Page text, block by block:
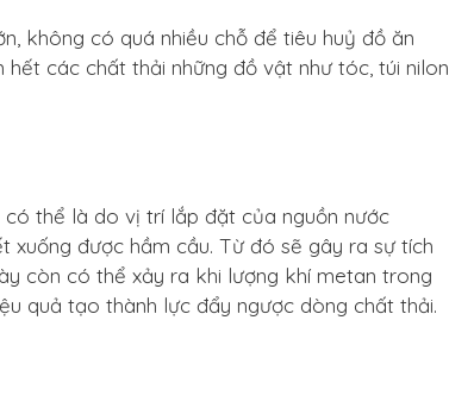
không có quá nhiều chỗ để tiêu huỷ đồ ăn
các chất thải những đồ vật như tóc, túi nilon,
thể là do vị trí lắp đặt của nguồn nước
được hầm cầu. Từ đó sẽ gây ra sự tích
còn có thể xảy ra khi lượng khí metan trong
quả tạo thành lực đẩy ngược dòng chất thải.